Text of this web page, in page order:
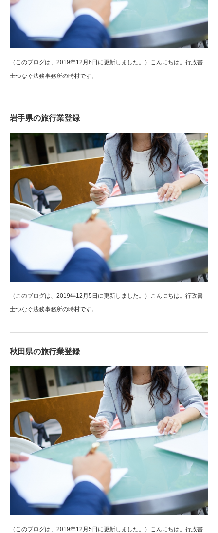
（このブログは、2019年12月6日に更新しました。）こんにちは。行政書
士つなぐ法務事務所の時村です。
岩手県の旅行業登録
（このブログは、2019年12月5日に更新しました。）こんにちは。行政書
士つなぐ法務事務所の時村です。
秋田県の旅行業登録
（このブログは、2019年12月5日に更新しました。）こんにちは。行政書